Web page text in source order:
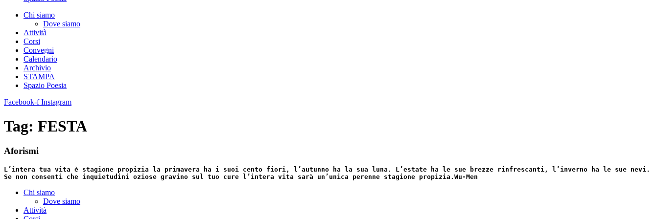
Chi siamo
Dove siamo
Attività
Corsi
Convegni
Calendario
Archivio
STAMPA
Spazio Poesia
Facebook-f Instagram
Tag: FESTA
Aforismi
L’intera tua vita è stagione propizia la primavera ha i suoi cento fiori, l’autunno ha la sua luna. L’estate ha le sue brezze rinfrescanti, l’inverno ha le sue nevi.
Se non consenti che inquietudini oziose gravino sul tuo cure l’intera vita sarà un’unica perenne stagione propizia. Wu-Men
Chi siamo
Dove siamo
Attività